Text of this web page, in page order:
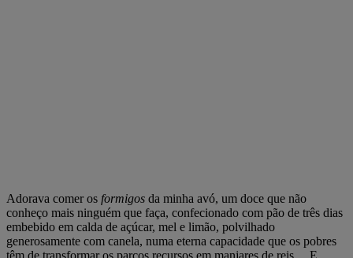
Adorava comer os formigos da minha avó, um doce que não
conheço mais ninguém que faça, confecionado com pão de três dias
embebido em calda de açúcar, mel e limão, polvilhado
generosamente com canela, numa eterna capacidade que os pobres
têm de transformar os parcos recursos em manjares de reis… E